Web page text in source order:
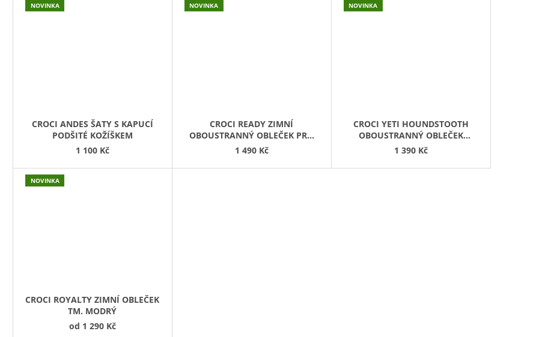
NOVINKA
CROCI ANDES ŠATY S KAPUCÍ
PODŠITÉ KOŽÍŠKEM
1 100 Kč
NOVINKA
CROCI READY ZIMNÍ
OBOUSTRANNÝ OBLEČEK PRO
PSY
1 490 Kč
NOVINKA
CROCI YETI HOUNDSTOOTH
OBOUSTRANNÝ OBLEČEK
RŮŽOVÝ
1 390 Kč
NOVINKA
CROCI ROYALTY ZIMNÍ OBLEČEK
TM. MODRÝ
od 1 290 Kč